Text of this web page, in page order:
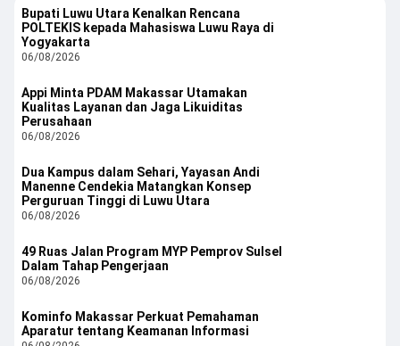
Bupati Luwu Utara Kenalkan Rencana
POLTEKIS kepada Mahasiswa Luwu Raya di
Yogyakarta
06/08/2026
Appi Minta PDAM Makassar Utamakan
Kualitas Layanan dan Jaga Likuiditas
Perusahaan
06/08/2026
Dua Kampus dalam Sehari, Yayasan Andi
Manenne Cendekia Matangkan Konsep
Perguruan Tinggi di Luwu Utara
06/08/2026
49 Ruas Jalan Program MYP Pemprov Sulsel
Dalam Tahap Pengerjaan
06/08/2026
Kominfo Makassar Perkuat Pemahaman
Aparatur tentang Keamanan Informasi